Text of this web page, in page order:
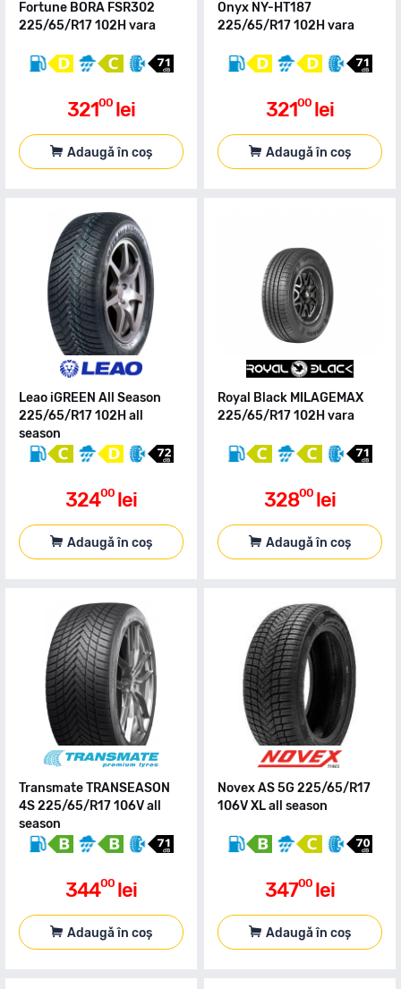
Fortune BORA FSR302
225/65/R17 102H vara
32100 lei
Adaugă în coș
Onyx NY-HT187
225/65/R17 102H vara
32100 lei
Adaugă în coș
Leao iGREEN All Season
225/65/R17 102H all
season
32400 lei
Adaugă în coș
Royal Black MILAGEMAX
225/65/R17 102H vara
32800 lei
Adaugă în coș
Transmate TRANSEASON
4S 225/65/R17 106V all
season
34400 lei
Adaugă în coș
Novex AS 5G 225/65/R17
106V XL all season
34700 lei
Adaugă în coș